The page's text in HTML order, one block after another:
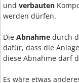
und verbauten
werden dürfen.
Die Abnahme durch
dafür, dass die
diese Abnahme darf
Es wäre etwas